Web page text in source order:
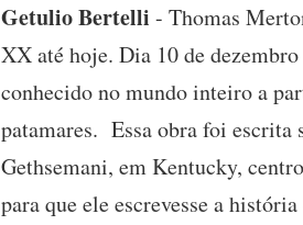
Getulio Bertelli - Thomas
XX até hoje. Dia 10 de
conhecido no mundo inteiro a
patamares. Essa obra foi escrita
Gethsemani, em Kentucky,
para que ele escrevesse a